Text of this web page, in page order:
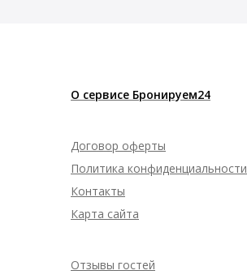
О сервисе Бронируем24
Договор оферты
Политика конфиденциальности
Контакты
Карта сайта
Отзывы гостей